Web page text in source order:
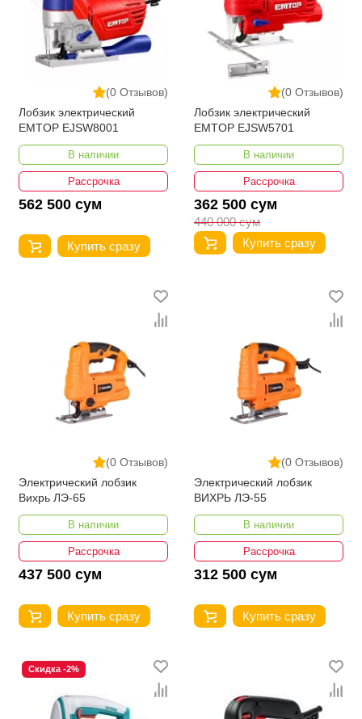
(0 Отзывов)
Лобзик электрический
EMTOP EJSW8001
В наличии
Рассрочка
562 500 сум
Купить сразу
(0 Отзывов)
Лобзик электрический
EMTOP EJSW5701
В наличии
Рассрочка
362 500 сум
440 000 сум
Купить сразу
(0 Отзывов)
Электрический лобзик
Вихрь ЛЭ-65
В наличии
Рассрочка
437 500 сум
Купить сразу
(0 Отзывов)
Электрический лобзик
ВИХРЬ ЛЭ-55
В наличии
Рассрочка
312 500 сум
Купить сразу
Скидка -2%